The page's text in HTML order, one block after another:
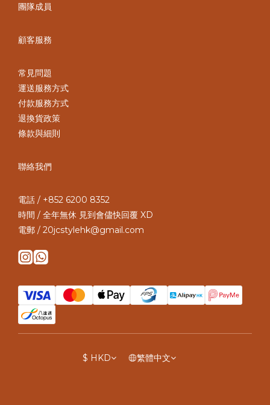
團隊成員
顧客服務
常見問題
運送服務方式
付款服務方式
退換貨政策
條款與細則
聯絡我們
電話 / +852 6200 8352
時間 / 全年無休 見到會儘快回覆 XD
電郵 / 20jcstylehk@gmail.com
$ HKD 繁體中文